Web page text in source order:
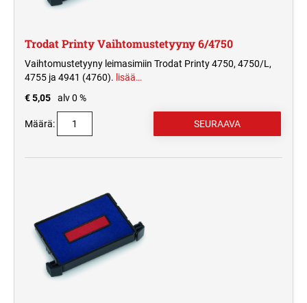
Trodat Printy Vaihtomustetyyny 6/4750
Vaihtomustetyyny leimasimiin Trodat Printy 4750, 4750/L,
4755 ja 4941 (4760). lisää…
€ 5,05
alv 0 %
Määrä: